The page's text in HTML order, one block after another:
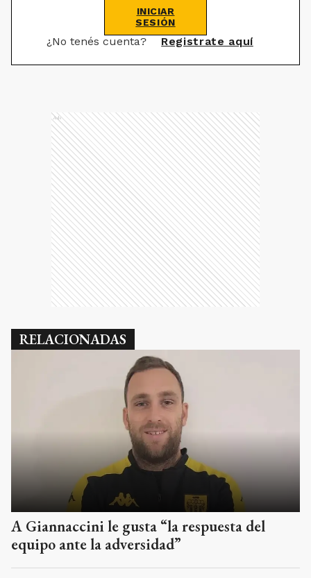
INICIAR
SESIÓN
¿No tenés cuenta? Registrate aquí
Ads
RELACIONADAS
A Giannaccini le gusta “la respuesta del
equipo ante la adversidad”